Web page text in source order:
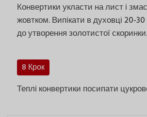
Конвертики укласти на лист і
жовтком. Випікати в духовці 20-
до утворення золотистої скоринки.
8 Крок
Теплі конвертики посипати